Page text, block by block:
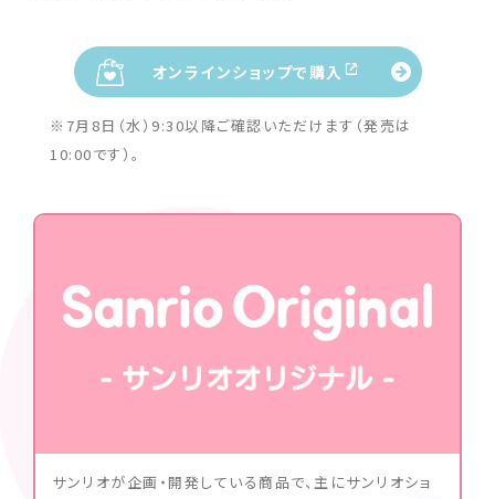
オンラインショップで購入
※7月8日（水）9:30以降ご確認いただけます（発売は
10:00です）。
サンリオが企画・開発している商品で、主にサンリオショ